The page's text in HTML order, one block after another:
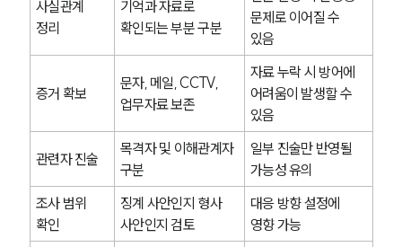
사실관계
정리
기억과 자료로
확인되는 부분 구분
문제로 이어질 수
있음
증거 확보
문자, 메일, CCTV,
업무자료 보존
자료 누락 시 방어에
어려움이 발생할 수
있음
관련자 진술
목격자 및 이해관계자
구분
일부 진술만 반영될
가능성 유의
조사 범위
확인
징계 사안인지 형사
사안인지 검토
대응 방향 설정에
영향 가능